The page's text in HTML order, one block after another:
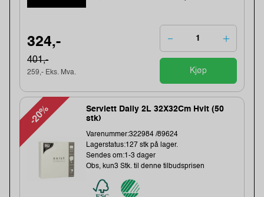
324,-
401,-
259,- Eks. Mva. Kjøp
-20%
Serviett Daily 2L 32X32Cm Hvit (50
stk)
Varenummer:322984 /89624
Lagerstatus:127 stk på lager.
Sendes om:1-3 dager
Obs, kun3 Stk. til denne tilbudsprisen